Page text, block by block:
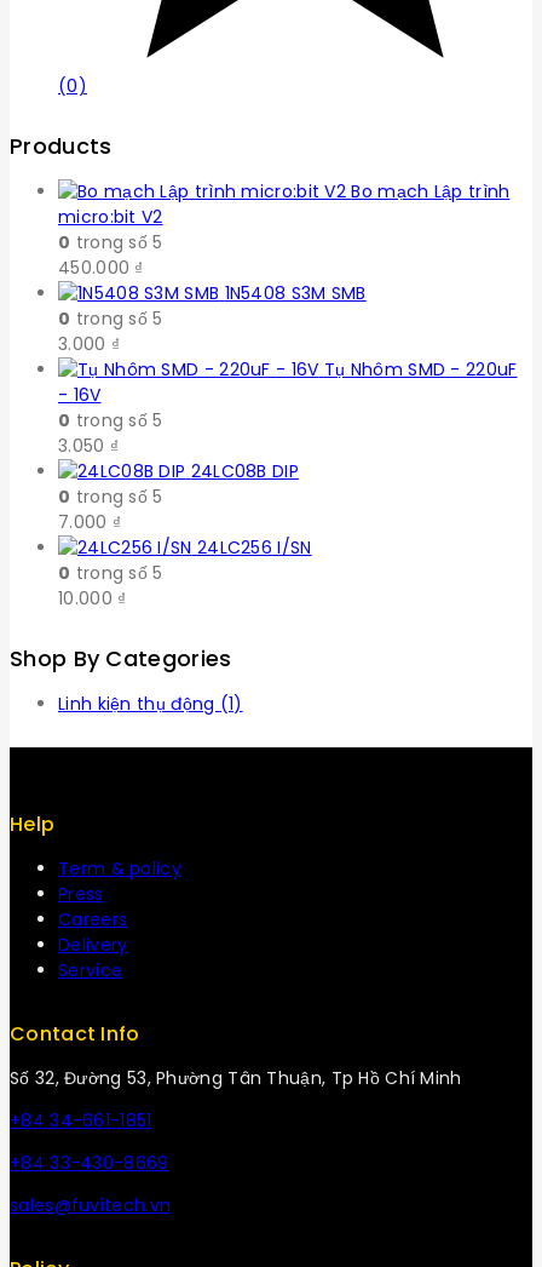
(0)
Products
Bo mạch Lập trình
micro:bit V2
0 trong số 5
450.000 ₫
1N5408 S3M SMB
0 trong số 5
3.000 ₫
Tụ Nhôm SMD - 220uF
- 16V
0 trong số 5
3.050 ₫
24LC08B DIP
0 trong số 5
7.000 ₫
24LC256 I/SN
0 trong số 5
10.000 ₫
Shop By Categories
Linh kiện thụ động (1)
Help
Term & policy
Press
Careers
Delivery
Service
Contact Info
Số 32, Đường 53, Phường Tân Thuận, Tp Hồ Chí Minh
+84 34-661-1851
+84 33-430-8669
sales@fuvitech.vn